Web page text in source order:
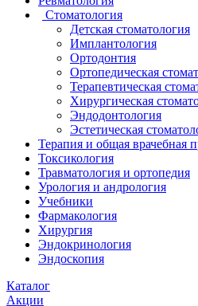
Стоматология
Детская стоматология
Имплантология
Ортодонтия
Ортопедическая
Терапевтическая
Хирургическая
Эндодонтология
Эстетическая
Терапия и общая врачебная
Токсикология
Травматология и ортопедия
Урология и андрология
Учебники
Фармакология
Хирургия
Эндокринология
Эндоскопия
Каталог
Акции